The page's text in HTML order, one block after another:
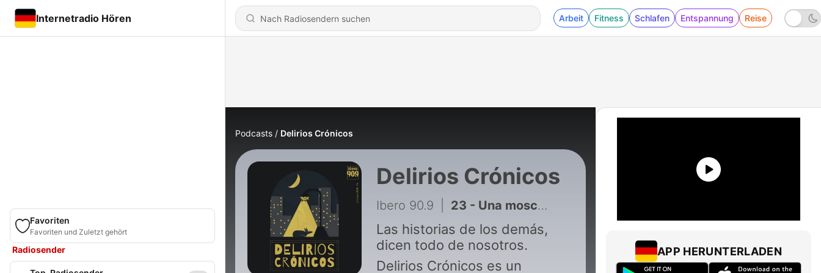
Internetradio Hören Arbeit Fitness Schlafen Entspannung Reise
Favoriten
Favoriten und Zuletzt gehört
Radiosender
Podcasts Delirios Crónicos
Delirios Crónicos
Ibero 90.9 23 - Una mosca en la selva
Las historias de los demás,
dicen todo de nosotros.
Delirios Crónicos es un
APP HERUNTERLADEN